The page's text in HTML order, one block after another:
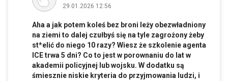
29.01.2026 12:56
Aha a jak potem koleś bez broni leży obezwładniony
na ziemi to dalej czułbyś się na tyle zagrożony żeby
st*elić do niego 10 razy? Wiesz że szkolenie agenta
ICE trwa 5 dni? Co to jest w porownaniu do lat w
akademii policyjnej lub wojsku. W dodatku są
śmiesznie niskie kryteria do przyjmowania ludzi, i